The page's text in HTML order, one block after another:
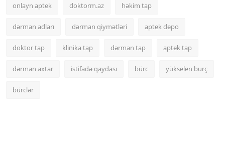
onlayn aptek doktorm.az həkim tap
dərman adları dərman qiymətləri aptek depo
doktor tap klinika tap dərman tap aptek tap
dərman axtar istifadə qaydası bürc yükselen burç
bürclər